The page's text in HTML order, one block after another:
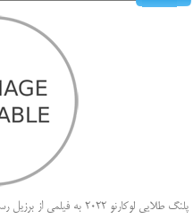
پلنگ طلایی لوکارنو ۲۰۲۲ به فیلمی از برزیل رسید